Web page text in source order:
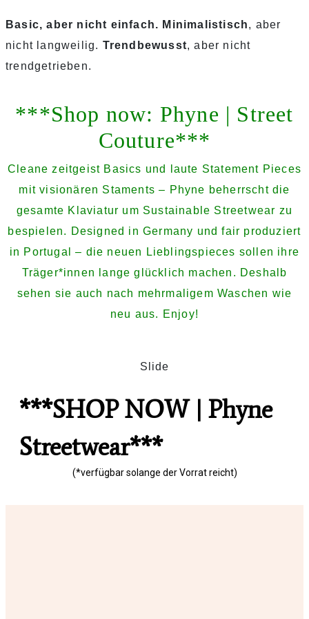
Basic, aber nicht einfach. Minimalistisch, aber
nicht langweilig. Trendbewusst, aber nicht
trendgetrieben.
***Shop now: Phyne | Street
Couture***
Cleane zeitgeist Basics und laute Statement Pieces
mit visionären Staments – Phyne beherrscht die
gesamte Klaviatur um Sustainable Streetwear zu
bespielen. Designed in Germany und fair produziert
in Portugal – die neuen Lieblingspieces sollen ihre
Träger*innen lange glücklich machen. Deshalb
sehen sie auch nach mehrmaligem Waschen wie
neu aus. Enjoy!
Slide
***SHOP NOW | Phyne
Streetwear***
(*verfügbar solange der Vorrat reicht)